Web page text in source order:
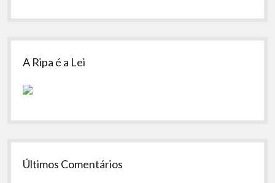
A Ripa é a Lei
Últimos Comentários